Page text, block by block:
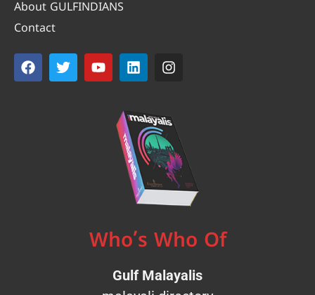
About GULFINDIANS
Contact
Who’s Who Of
Gulf Malayalis